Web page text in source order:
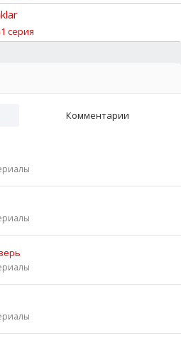
серия
Комментарии